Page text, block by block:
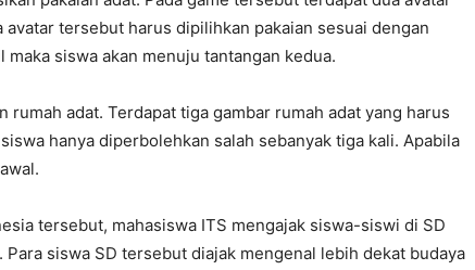
tersebut harus dipilihkan pakaian sesuai dengan
siswa akan menuju tantangan kedua.
rumah adat. Terdapat tiga gambar rumah adat yang harus
hanya diperbolehkan salah sebanyak tiga kali. Apabila
tersebut, mahasiswa ITS mengajak siswa-siswi di SD
Para siswa SD tersebut diajak mengenal lebih dekat budaya